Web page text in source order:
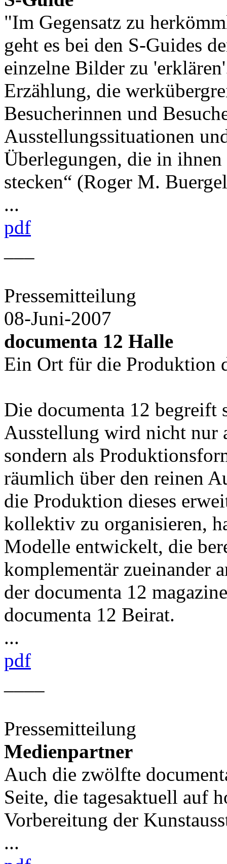
"Im Gegensatz zu
geht es bei den S-Guides
einzelne Bilder zu
Erzählung, die
Besucherinnen und
Ausstellungssituationen
Überlegungen, die in ihnen
stecken“ (Roger M.
...
pdf
Pressemitteilung
08-Juni-2007
documenta 12 Halle
Ein Ort für die Produktion
Die documenta 12 begreift
Ausstellung wird nicht nur
sondern als
räumlich über den reinen
die Produktion dieses
kollektiv zu organisieren,
Modelle entwickelt, die
komplementär zueinander
der documenta 12
documenta 12 Beirat.
...
pdf
Pressemitteilung
Medienpartner
Auch die zwölfte
Seite, die tagesaktuell auf
Vorbereitung der
...